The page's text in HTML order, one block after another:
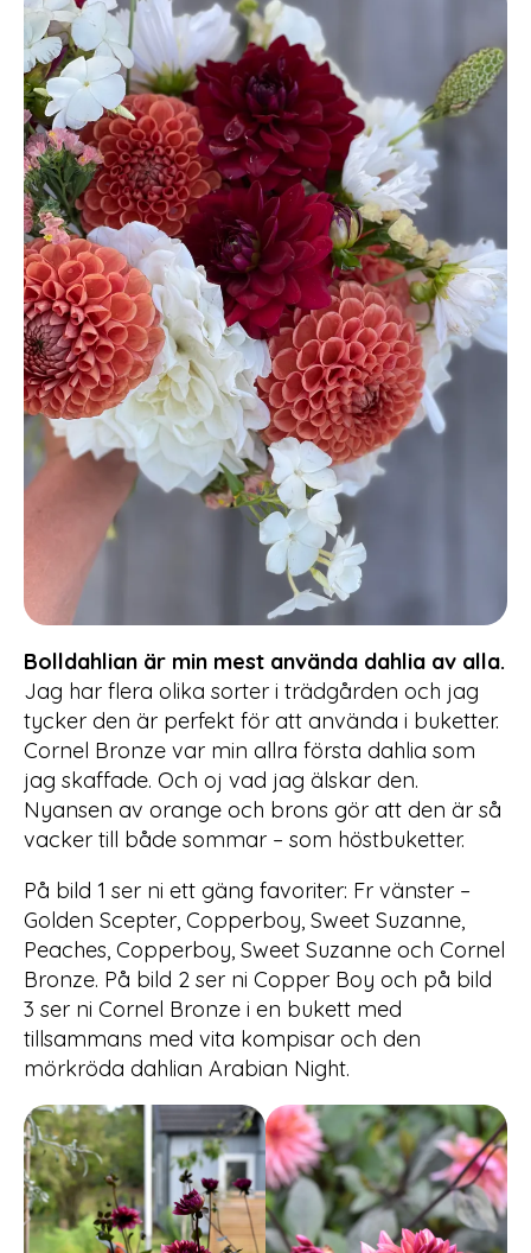
Bolldahlian är min mest använda dahlia av alla.
Jag har flera olika sorter i trädgården och jag
tycker den är perfekt för att använda i buketter.
Cornel Bronze var min allra första dahlia som
jag skaffade. Och oj vad jag älskar den.
Nyansen av orange och brons gör att den är så
vacker till både sommar – som höstbuketter.
På bild 1 ser ni ett gäng favoriter: Fr vänster –
Golden Scepter, Copperboy, Sweet Suzanne,
Peaches, Copperboy, Sweet Suzanne och Cornel
Bronze. På bild 2 ser ni Copper Boy och på bild
3 ser ni Cornel Bronze i en bukett med
tillsammans med vita kompisar och den
mörkröda dahlian Arabian Night.